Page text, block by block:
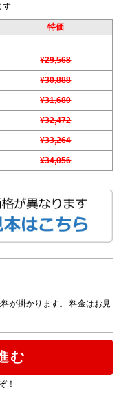
す
特価
¥29,568
¥30,888
¥31,680
¥32,472
¥33,264
¥34,056
が掛かります。 料金はお見
む
！